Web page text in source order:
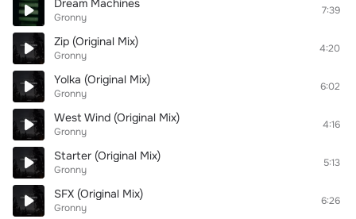
Dream Machines
Gronny
7:39
Zip (Original Mix)
Gronny
4:20
Yolka (Original Mix)
Gronny
6:02
West Wind (Original Mix)
Gronny
4:16
Starter (Original Mix)
Gronny
5:13
SFX (Original Mix)
Gronny
6:26